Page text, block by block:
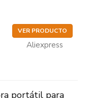
VER PRODUCTO
Aliexpress
portátil para